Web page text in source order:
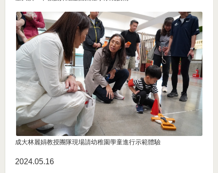
成大林麗娟教授團隊現場請幼稚園學童進行示範體驗
2024.05 16